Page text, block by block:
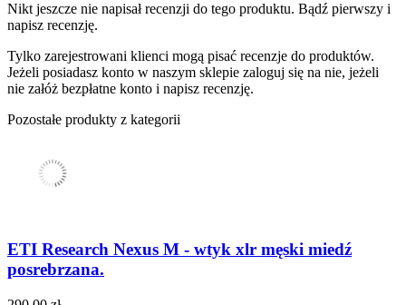
Nikt jeszcze nie napisał recenzji do tego produktu. Bądź pierwszy i
napisz recenzję.
Tylko zarejestrowani klienci mogą pisać recenzje do produktów.
Jeżeli posiadasz konto w naszym sklepie zaloguj się na nie, jeżeli
nie załóż bezpłatne konto i napisz recenzję.
Pozostałe produkty z kategorii
ETI Research Nexus M - wtyk xlr męski miedź
posrebrzana.